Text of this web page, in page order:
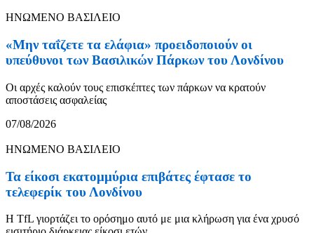
ΗΝΩΜΕΝΟ ΒΑΣΙΛΕΙΟ
«Μην ταΐζετε τα ελάφια» προειδοποιούν οι
υπεύθυνοι των Βασιλικών Πάρκων του Λονδίνου
Οι αρχές καλούν τους επισκέπτες των πάρκων να κρατούν
αποστάσεις ασφαλείας
07/08/2026
ΗΝΩΜΕΝΟ ΒΑΣΙΛΕΙΟ
Τα είκοσι εκατομμύρια επιβάτες έφτασε το
τελεφερίκ του Λονδίνου
Η TfL γιορτάζει το ορόσημο αυτό με μια κλήρωση για ένα χρυσό